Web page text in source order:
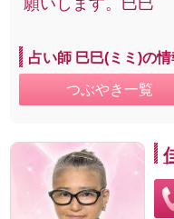
占い師 巳巳(ミミ)の
つぶやき一覧